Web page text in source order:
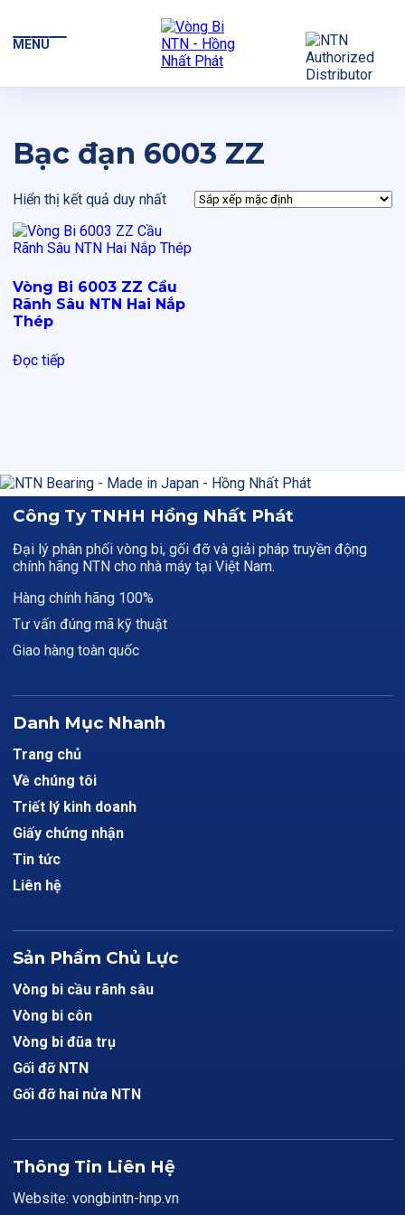
MENU
Bạc đạn 6003 ZZ
Hiển thị kết quả duy nhất
Vòng Bi 6003 ZZ Cầu
Rãnh Sâu NTN Hai Nắp
Thép
Đọc tiếp
Công Ty TNHH Hồng Nhất Phát
Đại lý phân phối vòng bi, gối đỡ và giải pháp truyền động
chính hãng NTN cho nhà máy tại Việt Nam.
Hàng chính hãng 100%
Tư vấn đúng mã kỹ thuật
Giao hàng toàn quốc
Danh Mục Nhanh
Trang chủ
Về chúng tôi
Triết lý kinh doanh
Giấy chứng nhận
Tin tức
Liên hệ
Sản Phẩm Chủ Lực
Vòng bi cầu rãnh sâu
Vòng bi côn
Vòng bi đũa trụ
Gối đỡ NTN
Gối đỡ hai nửa NTN
Thông Tin Liên Hệ
Website: vongbintn-hnp.vn